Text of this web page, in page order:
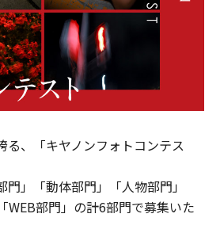
る、「キヤノンフォトコンテス
門」「動体部門」「人物部門」
WEB部門」の計6部門で募集いた